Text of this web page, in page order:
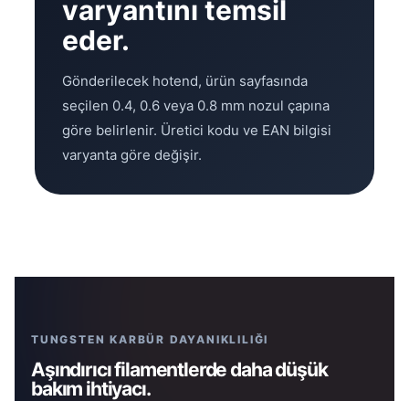
varyantını temsil
eder.
Gönderilecek hotend, ürün sayfasında
seçilen 0.4, 0.6 veya 0.8 mm nozul çapına
göre belirlenir. Üretici kodu ve EAN bilgisi
varyanta göre değişir.
TUNGSTEN KARBÜR DAYANIKLILIĞI
Aşındırıcı filamentlerde daha düşük
bakım ihtiyacı.